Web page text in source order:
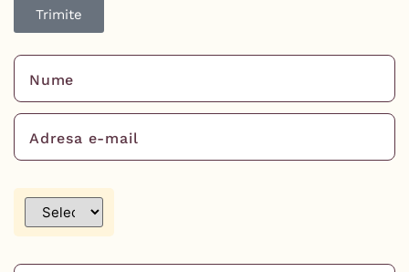
Trimite